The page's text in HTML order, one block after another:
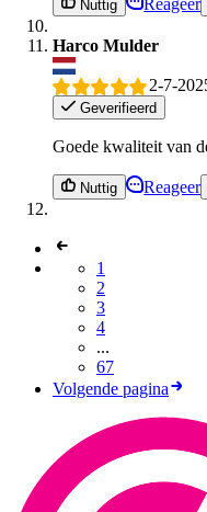
Nuttig
Harco Mulder
2-7-
Geverifieerd
Goede kwaliteit van
Nuttig Reageer
1
2
3
4
...
67
Volgende pagina